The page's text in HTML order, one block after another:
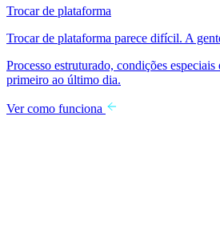
Trocar de plataforma
Trocar de plataforma parece difícil. A
Processo estruturado, condições
primeiro ao último dia.
Ver como funciona